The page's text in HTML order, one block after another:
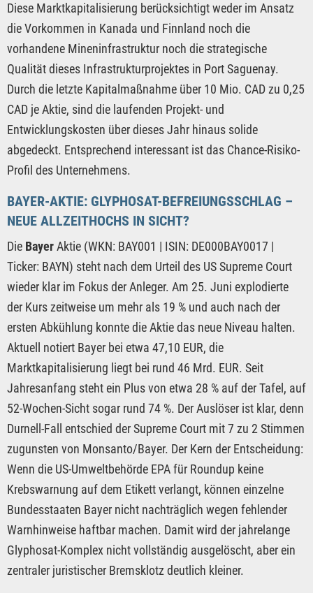
Diese Marktkapitalisierung berücksichtigt weder im Ansatz
die Vorkommen in Kanada und Finnland noch die
vorhandene Mineninfrastruktur noch die strategische
Qualität dieses Infrastrukturprojektes in Port Saguenay.
Durch die letzte Kapitalmaßnahme über 10 Mio. CAD zu 0,25
CAD je Aktie, sind die laufenden Projekt- und
Entwicklungskosten über dieses Jahr hinaus solide
abgedeckt. Entsprechend interessant ist das Chance-Risiko-
Profil des Unternehmens.
BAYER-AKTIE: GLYPHOSAT-BEFREIUNGSSCHLAG –
NEUE ALLZEITHOCHS IN SICHT?
Die BayerAktie (WKN: BAY001 | ISIN: DE000BAY0017 |
Ticker: BAYN) steht nach dem Urteil des US Supreme Court
wieder klar im Fokus der Anleger. Am 25. Juni explodierte
der Kurs zeitweise um mehr als 19 % und auch nach der
ersten Abkühlung konnte die Aktie das neue Niveau halten.
Aktuell notiert Bayer bei etwa 47,10 EUR, die
Marktkapitalisierung liegt bei rund 46 Mrd. EUR. Seit
Jahresanfang steht ein Plus von etwa 28 % auf der Tafel, auf
52-Wochen-Sicht sogar rund 74 %. Der Auslöser ist klar, denn
Durnell-Fall entschied der Supreme Court mit 7 zu 2 Stimmen
zugunsten von Monsanto/Bayer. Der Kern der Entscheidung:
Wenn die US-Umweltbehörde EPA für Roundup keine
Krebswarnung auf dem Etikett verlangt, können einzelne
Bundesstaaten Bayer nicht nachträglich wegen fehlender
Warnhinweise haftbar machen. Damit wird der jahrelange
Glyphosat-Komplex nicht vollständig ausgelöscht, aber ein
zentraler juristischer Bremsklotz deutlich kleiner.